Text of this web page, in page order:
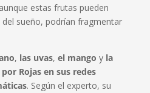
estas frutas pueden
sueño, podrían fragmentar
, las uvas, el mango y la
Rojas en sus redes
. Según el experto, su